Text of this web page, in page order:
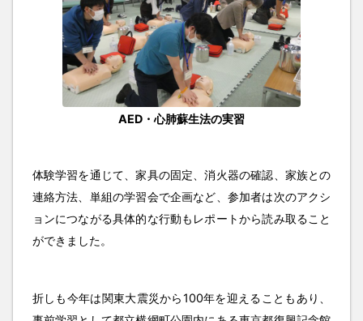
AED・心肺蘇生法の実習
体験学習を通じて、家具の固定、消火器の確認、家族との
連絡方法、単組の学習会で企画など、参加者は次のアクシ
ョンにつながる具体的な行動もレポートから読み取ること
ができました。
折しも今年は関東大震災から100年を迎えることもあり、